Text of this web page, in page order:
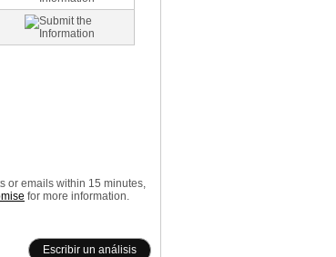
or emails within 15 minutes,
for more information.
Escribir un análisis